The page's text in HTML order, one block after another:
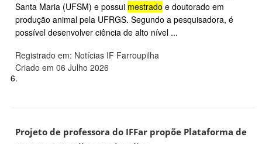
Santa Maria (UFSM) e possui mestrado e doutorado em
produção animal pela UFRGS. Segundo a pesquisadora, é
possível desenvolver ciência de alto nível ...
Registrado em: Notícias IF Farroupilha
Criado em 06 Julho 2026
6.
Projeto de professora do IFFar propõe Plataforma de